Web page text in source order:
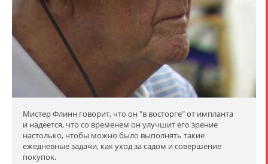
Мистер Флинн говорит, что он "в восторге" от импланта
и надеется, что со временем он улучшит его зрение
настолько, чтобы можно было выполнять такие
ежедневные задачи, как уход за садом и совершение
покупок.